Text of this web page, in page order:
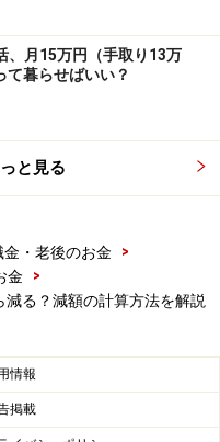
重に
後から取り消すことはで
したいのか」という視
。判断に迷う場合は、
の専門家に相談しまし
、月15万円（手取り13万
て暮らせばいい？
と見る
金・老後のお金
>
金
>
る？減額の計算方法を解説
情報
掲載